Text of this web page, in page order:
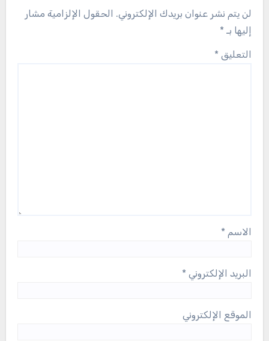
لن يتم نشر عنوان بريدك الإلكتروني. الحقول الإلزامية مشار
إليها بـ *
التعليق *
الاسم *
البريد الإلكتروني *
الموقع الإلكتروني